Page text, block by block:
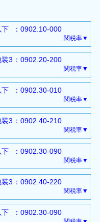
下
：0902.10-000
関税率▼
ュージーランド)：5.
韓国)：適用なし
ア・チリ・タイ・イ
トナム・豪州・TPP11
3 ：0902.20-200
関税率▼
ュージーランド)：5.
韓国)：適用なし
ア・チリ・タイ・イ
下
：0902.30-010
関税率▼
ュージーランド)：9％
韓国)：適用なし
3 ：0902.40-210
関税率▼
下
：0902.30-090
関税率▼
3 ：0902.40-220
関税率▼
下
：0902.30-090